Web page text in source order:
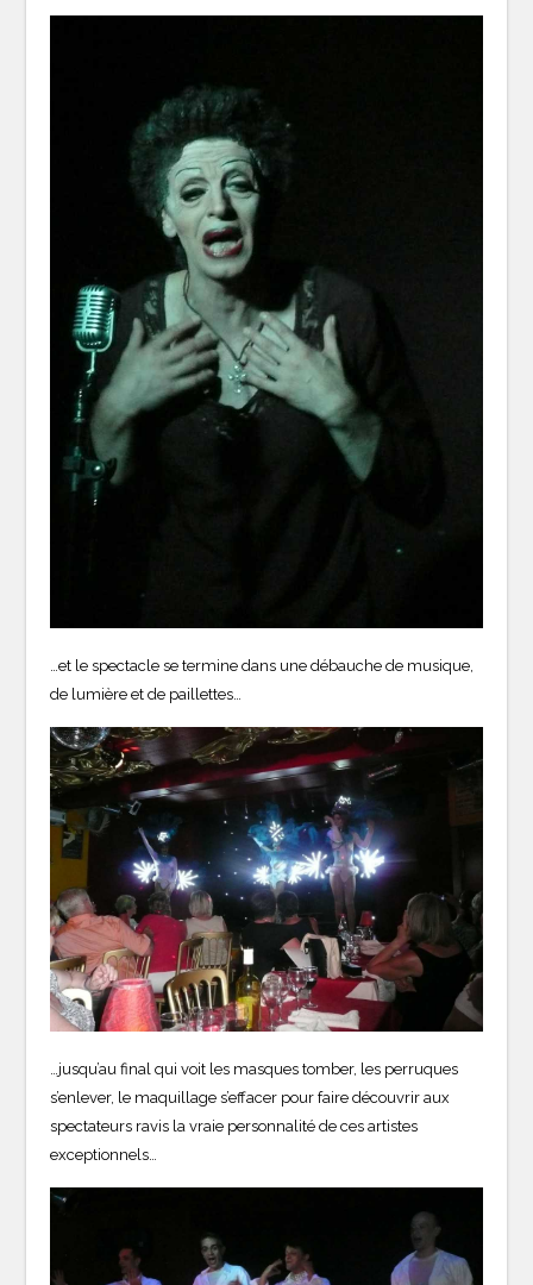
…et le spectacle se termine dans une débauche de musique,
de lumière et de paillettes…
…jusqu’au final qui voit les masques tomber, les perruques
s’enlever, le maquillage s’effacer pour faire découvrir aux
spectateurs ravis la vraie personnalité de ces artistes
exceptionnels…